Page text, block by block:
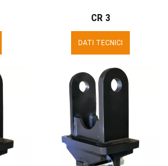
CR 3
DATI TECNICI